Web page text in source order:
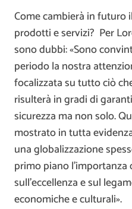
Come cambierà in futuro
prodotti e servizi? Per
sono dubbi: «Sono
periodo la nostra
focalizzata su tutto ciò
risulterà in gradi di
sicurezza ma non solo.
mostrato in tutta
una globalizzazione
primo piano
sull’eccellenza e sul
economiche e culturali».